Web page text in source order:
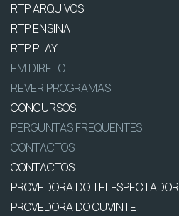
RTP ARQUIVOS
RTP ENSINA
RTP PLAY
EM DIRETO
REVER PROGRAMAS
CONCURSOS
PERGUNTAS FREQUENTES
CONTACTOS
CONTACTOS
PROVEDORA DO TELESPECTADOR
PROVEDORA DO OUVINTE